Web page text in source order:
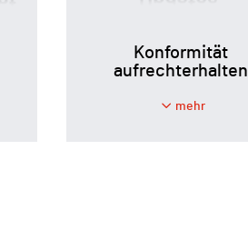
Konformität
aufrechterhalten
mehr